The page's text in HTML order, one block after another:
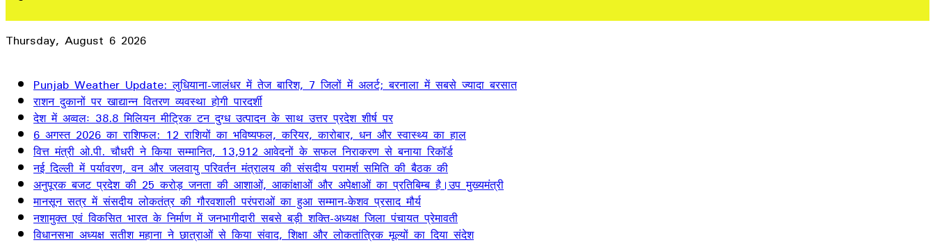
Thursday, August 6 2026
Punjab Weather Update: लुधियाना-जालंधर में तेज बारिश, 7 जिलों में अलर्ट; बरनाला में सबसे ज्यादा बरसात
राशन दुकानों पर खाद्यान्न वितरण व्यवस्था होगी पारदर्शी
देश में अव्वलः 38.8 मिलियन मीट्रिक टन दुग्ध उत्पादन के साथ उत्तर प्रदेश शीर्ष पर
6 अगस्त 2026 का राशिफल: 12 राशियों का भविष्यफल, करियर, कारोबार, धन और स्वास्थ्य का हाल
वित्त मंत्री ओ.पी. चौधरी ने किया सम्मानित, 13,912 आवेदनों के सफल निराकरण से बनाया रिकॉर्ड
नई दिल्ली में पर्यावरण, वन और जलवायु परिवर्तन मंत्रालय की संसदीय परामर्श समिति की बैठक की
अनुपूरक बजट प्रदेश की 25 करोड़ जनता की आशाओं, आकांक्षाओं और अपेक्षाओं का प्रतिबिम्ब है।उप मुख्यमंत्री
मानसून सत्र में संसदीय लोकतंत्र की गौरवशाली परंपराओं का हुआ सम्मान-केशव प्रसाद मौर्य
नशामुक्त एवं विकसित भारत के निर्माण में जनभागीदारी सबसे बड़ी शक्ति-अध्यक्ष जिला पंचायत प्रेमावती
विधानसभा अध्यक्ष सतीश महाना ने छात्राओं से किया संवाद, शिक्षा और लोकतांत्रिक मूल्यों का दिया संदेश